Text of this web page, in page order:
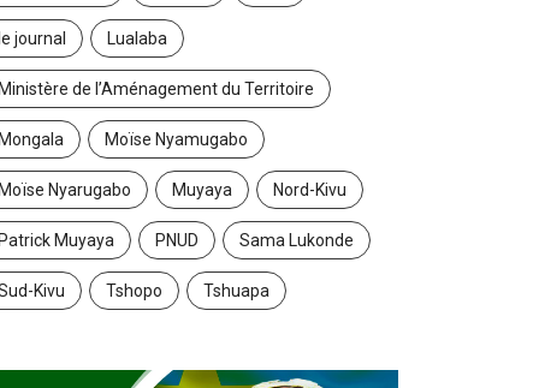
le journal Lualaba
Ministère de l’Aménagement du Territoire
Mongala Moïse Nyamugabo
Moïse Nyarugabo Muyaya Nord-Kivu
Patrick Muyaya PNUD Sama Lukonde
Kivu Tshopo Tshuapa